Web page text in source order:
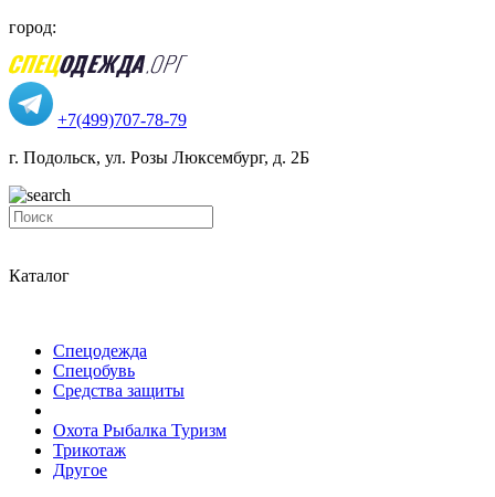
город:
+7(499)707-78-79
г. Подольск, ул. Розы Люксембург, д. 2Б
Каталог
Спецодежда
Спецобувь
Средства защиты
Охота Рыбалка Туризм
Трикотаж
Другое